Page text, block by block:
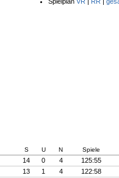
S U N Spiele
14 0 4 125:55
13 1 4 122:58